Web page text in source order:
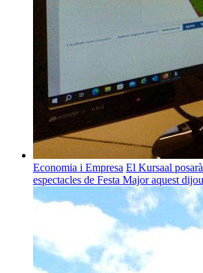
Economia i Empresa El Kursaal
espectacles de Festa Major aquest